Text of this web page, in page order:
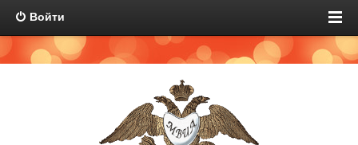
Войти